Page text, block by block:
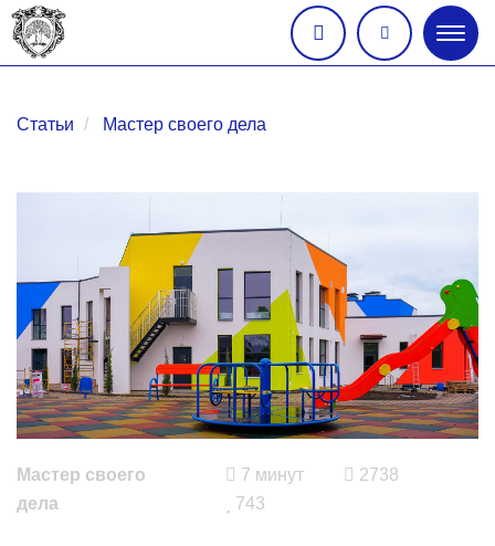
меню
Статьи Мастер своего дела
Мастер своего
дела
7 минут
2738
743